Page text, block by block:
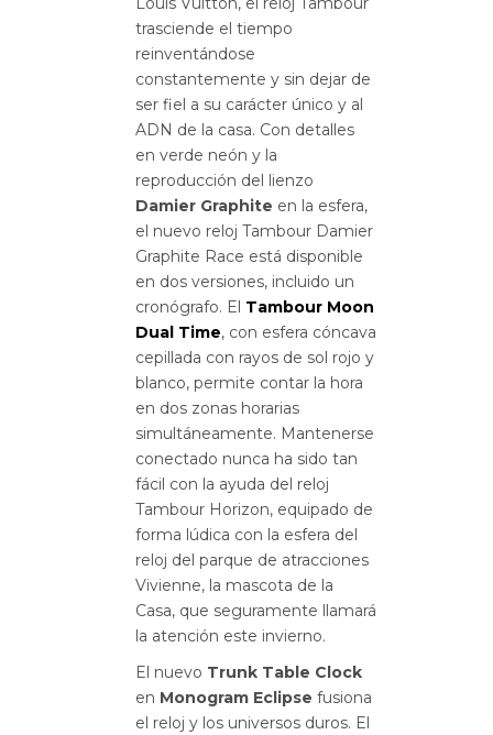
trasciende el tiempo
reinventándose
constantemente y sin dejar de
ser fiel a su carácter único y al
ADN de la casa. Con detalles
en verde neón y la
reproducción del lienzo
Damier Graphite en la esfera,
el nuevo reloj Tambour Damier
Graphite Race está disponible
en dos versiones, incluido un
cronógrafo. El Tambour Moon
Dual Time, con esfera cóncava
cepillada con rayos de sol rojo y
blanco, permite contar la hora
en dos zonas horarias
simultáneamente. Mantenerse
conectado nunca ha sido tan
fácil con la ayuda del reloj
Tambour Horizon, equipado de
forma lúdica con la esfera del
reloj del parque de atracciones
Vivienne, la mascota de la
Casa, que seguramente llamará
la atención este invierno.
El nuevo Trunk Table Clock
en Monogram Eclipse fusiona
el reloj y los universos duros. El